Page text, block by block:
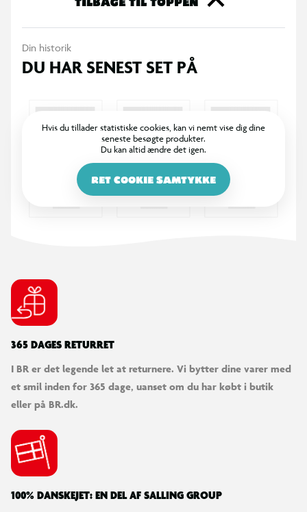
Din historik
DU HAR SENEST SET PÅ
Hvis du tillader statistiske cookies, kan vi nemt vise dig dine
seneste besøgte produkter.
Du kan altid ændre det igen.
RET COOKIE SAMTYKKE
365 DAGES RETURRET
I BR er det legende let at returnere. Vi bytter dine varer med
et smil inden for 365 dage, uanset om du har købt i butik
eller på BR.dk.
100% DANSKEJET: EN DEL AF SALLING GROUP